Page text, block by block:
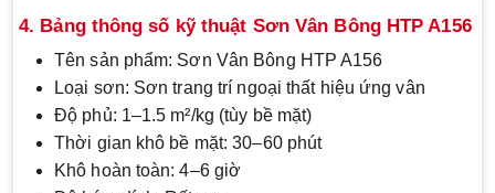
4. Bảng thông số kỹ thuật Sơn Vân Bông HTP A156
Tên sản phẩm: Sơn Vân Bông HTP A156
Loại sơn: Sơn trang trí ngoại thất hiệu ứng vân
Độ phủ: 1–1.5 m²/kg (tùy bề mặt)
Thời gian khô bề mặt: 30–60 phút
Khô hoàn toàn: 4–6 giờ